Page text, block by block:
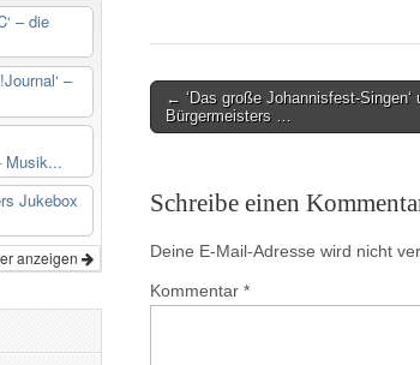
Post
navigation
← ‘Das große Johannisfest-Singen‘
Bürgermeisters …
Schreibe einen
Deine E-Mail-Adresse wird nicht
Kommentar *
– die
–
Musik...
Jukebox
anzeigen